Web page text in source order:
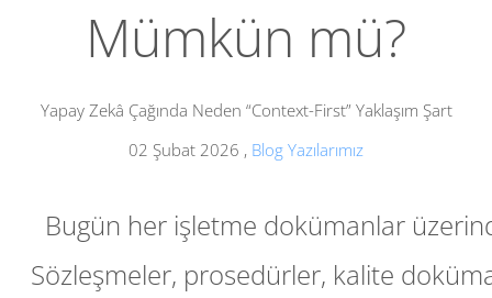
Mümkün mü?
Yapay Zekâ Çağında Neden “Context-First” Yaklaşım Şart
02 Şubat 2026 , Blog Yazılarımız
Bugün her işletme dokümanlar
Sözleşmeler, prosedürler, kalite